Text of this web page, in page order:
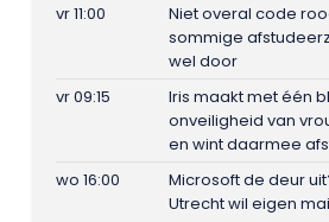
vr 11:00
Niet overal code
sommige
wel door
vr 09:15
Iris maakt met één
onveiligheid van
en wint daarmee
wo 16:00
Microsoft de deur
Utrecht wil eigen